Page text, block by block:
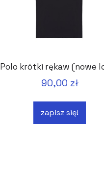
Polo krótki rękaw (nowe
90,00 zł
zapisz się!